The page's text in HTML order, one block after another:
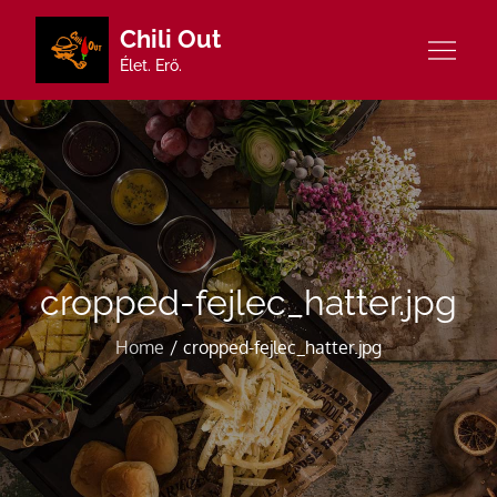
Chili Out
Élet. Erő.
cropped-fejlec_hatter.jpg
Home cropped-fejlec_hatter.jpg